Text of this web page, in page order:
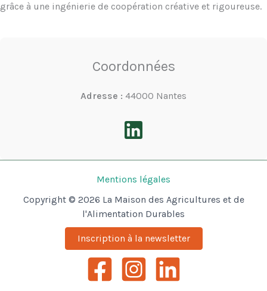
grâce à une ingénierie de coopération créative et rigoureuse.
Coordonnées
Adresse : 44000 Nantes
Mentions légales
Copyright © 2026 La Maison des Agricultures et de
l'Alimentation Durables
Inscription à la newsletter